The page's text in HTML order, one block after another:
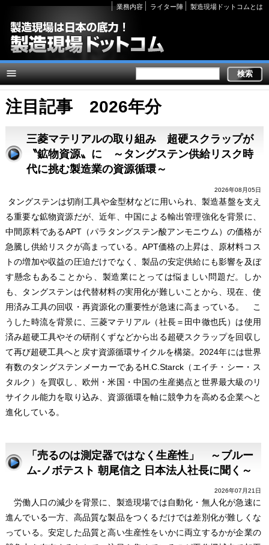
Secondary
links
業務内容 ライター陣 製造現場ドットコムとは
注目記事 2026年分
三菱マテリアルの取り組み 超硬スクラップが
〝鉱物資源〟に ～タングステン供給リスク時
代に挑む製造業の資源循環～
2026年08月05日
タングステンは切削工具や金型材などに用いられ、製造基盤を支え
る重要な鉱物資源だが、近年、中国による輸出管理強化を背景に、
中間原料であるAPT（パラタングステン酸アンモニウム）の価格が
急騰し供給リスクが高まっている。APT価格の上昇は、原材料コス
トの増加や収益の圧迫だけでなく、製品の安定供給にも影響を及ぼ
す懸念もあることから、製造業にとっては悩ましい問題だ。しか
も、タングステンは代替材料の実用化が難しいことから、現在、使
用済み工具の回収・再資源化の重要性が急速に高まっている。 こ
うした時流を背景に、三菱マテリアル（社長＝田中徹也氏）は使用
済み超硬工具やその研削くずなどから出る超硬スクラップを回収し
て再び超硬工具へと戻す資源循環サイクルを構築。2024年には世界
有数のタングステンメーカーであるH.C.Starck（エイチ・シー・ス
タルク）を買収し、欧州・米国・中国の生産拠点と世界最大級のリ
サイクル能力を取り込み、資源循環を軸に競争力を高める企業へと
進化している。
「売るのは測定器ではなく生産性」 ～ブルー
ム-ノボテスト 朝尾信之 日本法人社長に聞く～
2026年07月21日
労働人口の減少を背景に、製造現場では自動化・無人化が急速に
進んでいる一方、高品質な製品をつくるだけでは差別化が難しくな
っている。安定した品質と高い生産性をいかに両立するかが企業の